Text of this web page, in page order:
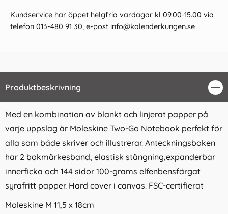
Kundservice har öppet helgfria vardagar kl 09.00-15.00 via
telefon 013-480 91 30, e-post info@kalenderkungen.se
Produktbeskrivning
Med en kombination av blankt och linjerat papper på
varje uppslag är Moleskine Two-Go Notebook perfekt för
alla som både skriver och illustrerar. Anteckningsboken
har 2 bokmärkesband, elastisk stängning,expanderbar
innerficka och 144 sidor 100-grams elfenbensfärgat
syrafritt papper. Hard cover i canvas. FSC-certifierat
Moleskine M 11,5 x 18cm